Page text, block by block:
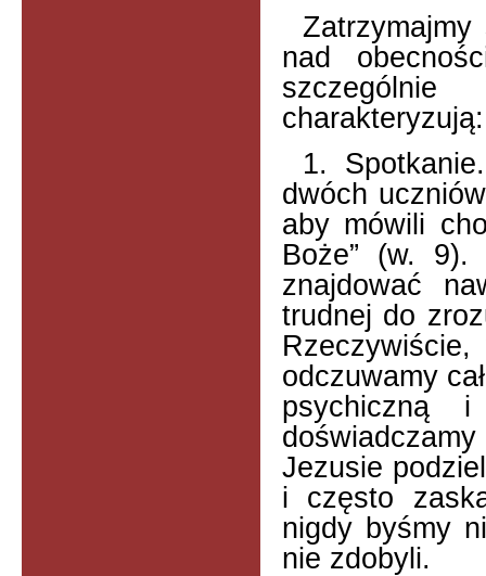
nad
1.
dwóch
aby mówili
Boże” (w.
znajdować
trudnej do
odczuwamy
Jezusie
i często
nigdy byśmy
nie zdobyli.